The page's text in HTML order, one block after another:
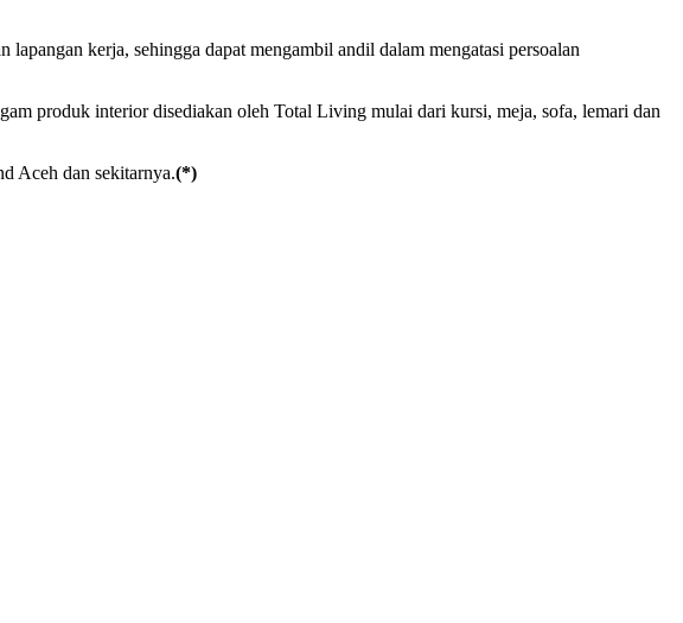
kerja, sehingga dapat mengambil andil dalam mengatasi persoalan
produk interior disediakan oleh Total Living mulai dari kursi, meja, sofa, lemari dan
Aceh dan sekitarnya.(*)